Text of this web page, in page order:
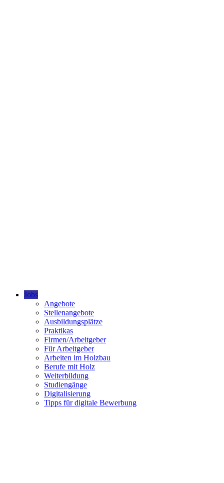
Jobs
Angebote
Stellenangebote
Ausbildungsplätze
Praktikas
Firmen/Arbeitgeber
Für Arbeitgeber
Arbeiten im Holzbau
Berufe mit Holz
Weiterbildung
Studiengänge
Digitalisierung
Tipps für digitale Bewerbung